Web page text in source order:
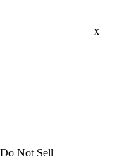
x
Do Not Sell